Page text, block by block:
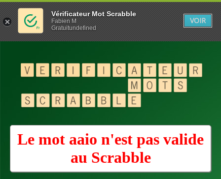
Le mot aaio n'est pas valide
au Scrabble
Vérificateur Mot Scrabble
Fabien M
Gratuitundefined
VOIR